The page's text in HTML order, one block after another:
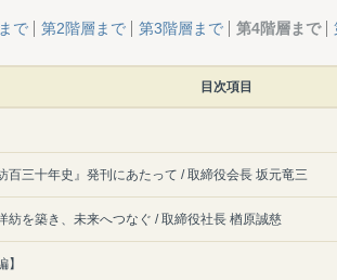
で 第2階層まで 第3階層まで 第4階層まで
目次項目
百三十年史』発刊にあたって / 取締役会長 坂元竜三
紡を築き、未来へつなぐ / 取締役社長 楢原誠慈
】